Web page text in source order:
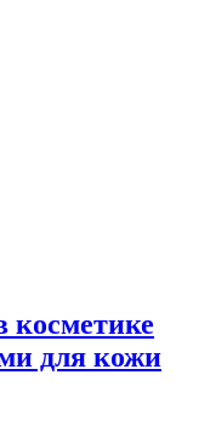
косметике
для кожи